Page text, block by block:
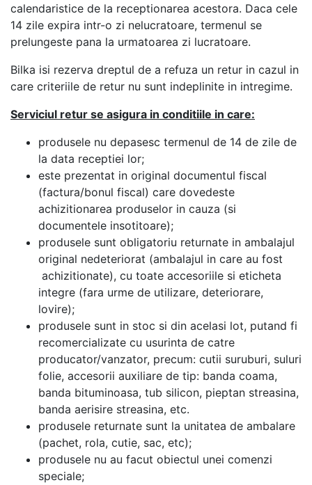
calendaristice de la receptionarea acestora. Daca cele
14 zile expira intr-o zi nelucratoare, termenul se
prelungeste pana la urmatoarea zi lucratoare.
Bilka isi rezerva dreptul de a refuza un retur in cazul in
care criteriile de retur nu sunt indeplinite in intregime.
Serviciul retur se asigura in conditiile in care:
produsele nu depasesc termenul de 14 de zile de
la data receptiei lor;
este prezentat in original documentul fiscal
(factura/bonul fiscal) care dovedeste
achizitionarea produselor in cauza (si
documentele insotitoare);
produsele sunt obligatoriu returnate in ambalajul
original nedeteriorat (ambalajul in care au fost
achizitionate), cu toate accesoriile si eticheta
integre (fara urme de utilizare, deteriorare,
lovire);
produsele sunt in stoc si din acelasi lot, putand fi
recomercializate cu usurinta de catre
producator/vanzator, precum: cutii suruburi, suluri
folie, accesorii auxiliare de tip: banda coama,
banda bituminoasa, tub silicon, pieptan streasina,
banda aerisire streasina, etc.
produsele returnate sunt la unitatea de ambalare
(pachet, rola, cutie, sac, etc);
produsele nu au facut obiectul unei comenzi
speciale;